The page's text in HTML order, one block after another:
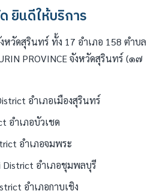
ยินดีให้บริการ
วัดสุรินทร์ ทั้ง 17 อำเภอ 158 ตำบล
PROVINCE จังหวัดสุรินทร์ (๑๗
อำเภอเมืองสุรินทร์
อำเภอบัวเชด
อำเภอจมพระ
District อำเภอชุมพลบุรี
อำเภอกาบเชิง